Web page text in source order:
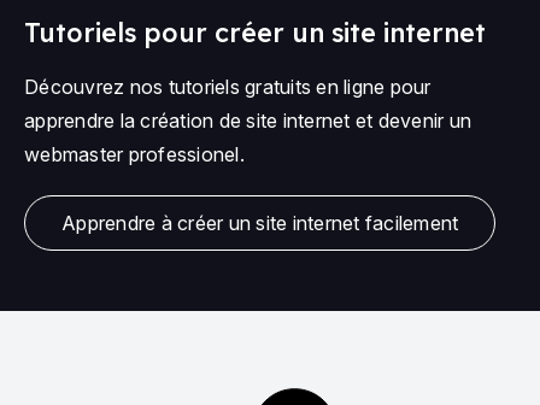
Tutoriels pour créer un site internet
Découvrez nos tutoriels gratuits en ligne pour
apprendre la création de site internet et devenir un
webmaster professionel.
Apprendre à créer un site internet facilement